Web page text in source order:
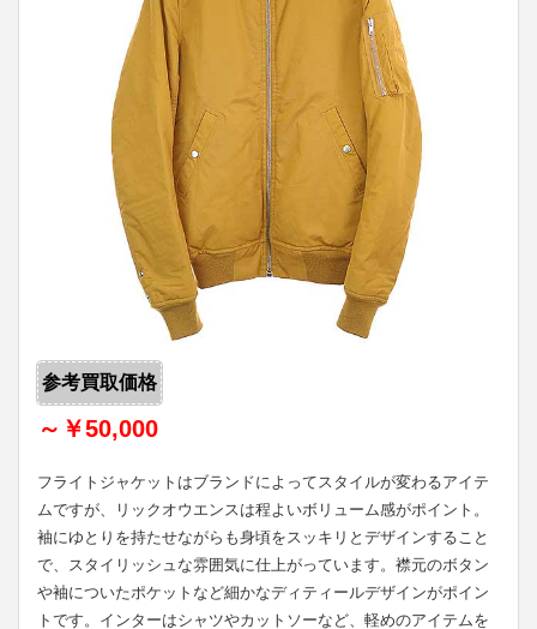
参考買取価格
～￥50,000
フライトジャケットはブランドによってスタイルが変わるアイテ
ムですが、リックオウエンスは程よいボリューム感がポイント。
袖にゆとりを持たせながらも身頃をスッキリとデザインすること
で、スタイリッシュな雰囲気に仕上がっています。襟元のボタン
や袖についたポケットなど細かなディティールデザインがポイン
トです。インターはシャツやカットソーなど、軽めのアイテムを